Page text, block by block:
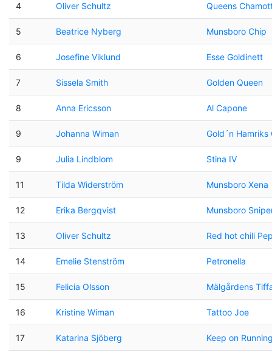
4 Oliver Schultz Queens
5 Beatrice Nyberg Munsboro Chip
6 Josefine Viklund Esse Goldinett
7 Sissela Smith Golden Queen
8 Anna Ericsson Al Capone
9 Johanna Wiman Gold´n Hamriks
9 Julia Lindblom Stina IV
11 Tilda Widerström Munsboro Xena
12 Erika Bergqvist Munsboro
13 Oliver Schultz Red hot chili
14 Emelie Stenström Petronella
15 Felicia Olsson Mälgårdens
16 Kristine Wiman Tattoo Joe
17 Katarina Sjöberg Keep on